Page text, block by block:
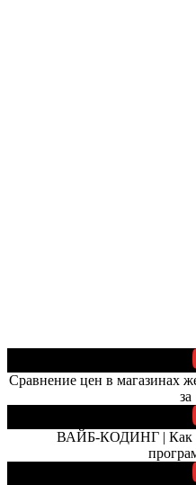
Сравнение цен в магазинах
за
ВАЙБ-КОДИНГ | Как